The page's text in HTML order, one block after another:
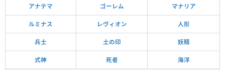
アナテマ ゴーレム マナリア
ルミナス レヴィオン 人形
兵士 土の印 妖精
式神 死者 海洋